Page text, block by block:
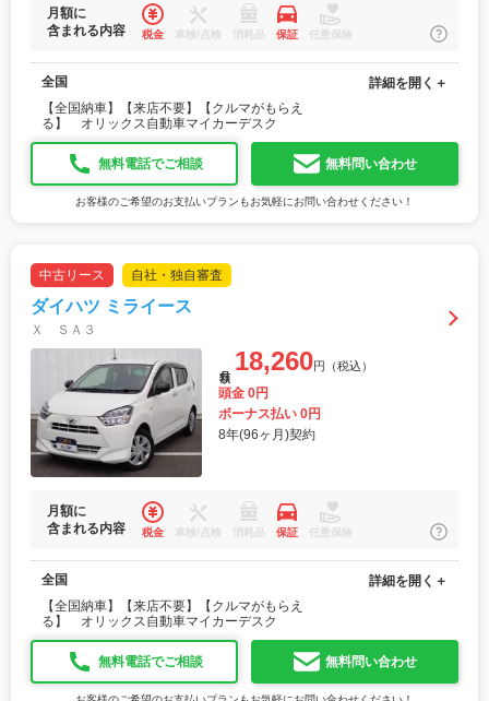
月額に
含まれる内容
税金 車検/点検 消耗品 保証 任意保険
全国
【全国納車】【来店不要】【クルマがもらえ
る】 オリックス自動車マイカーデスク
詳細を開く＋
無料電話でご相談 無料問い合わせ
お客様のご希望のお支払いプランもお気軽にお問い合わせください！
中古リース 自社・独自審査
ダイハツ ミライース
Ｘ ＳＡ３
18,260円（税込）
頭金 0円
ボーナス払い 0円
8年(96ヶ月)契約
月額に
含まれる内容
税金 車検/点検 消耗品 保証 任意保険
全国
【全国納車】【来店不要】【クルマがもらえ
る】 オリックス自動車マイカーデスク
詳細を開く＋
無料電話でご相談 無料問い合わせ